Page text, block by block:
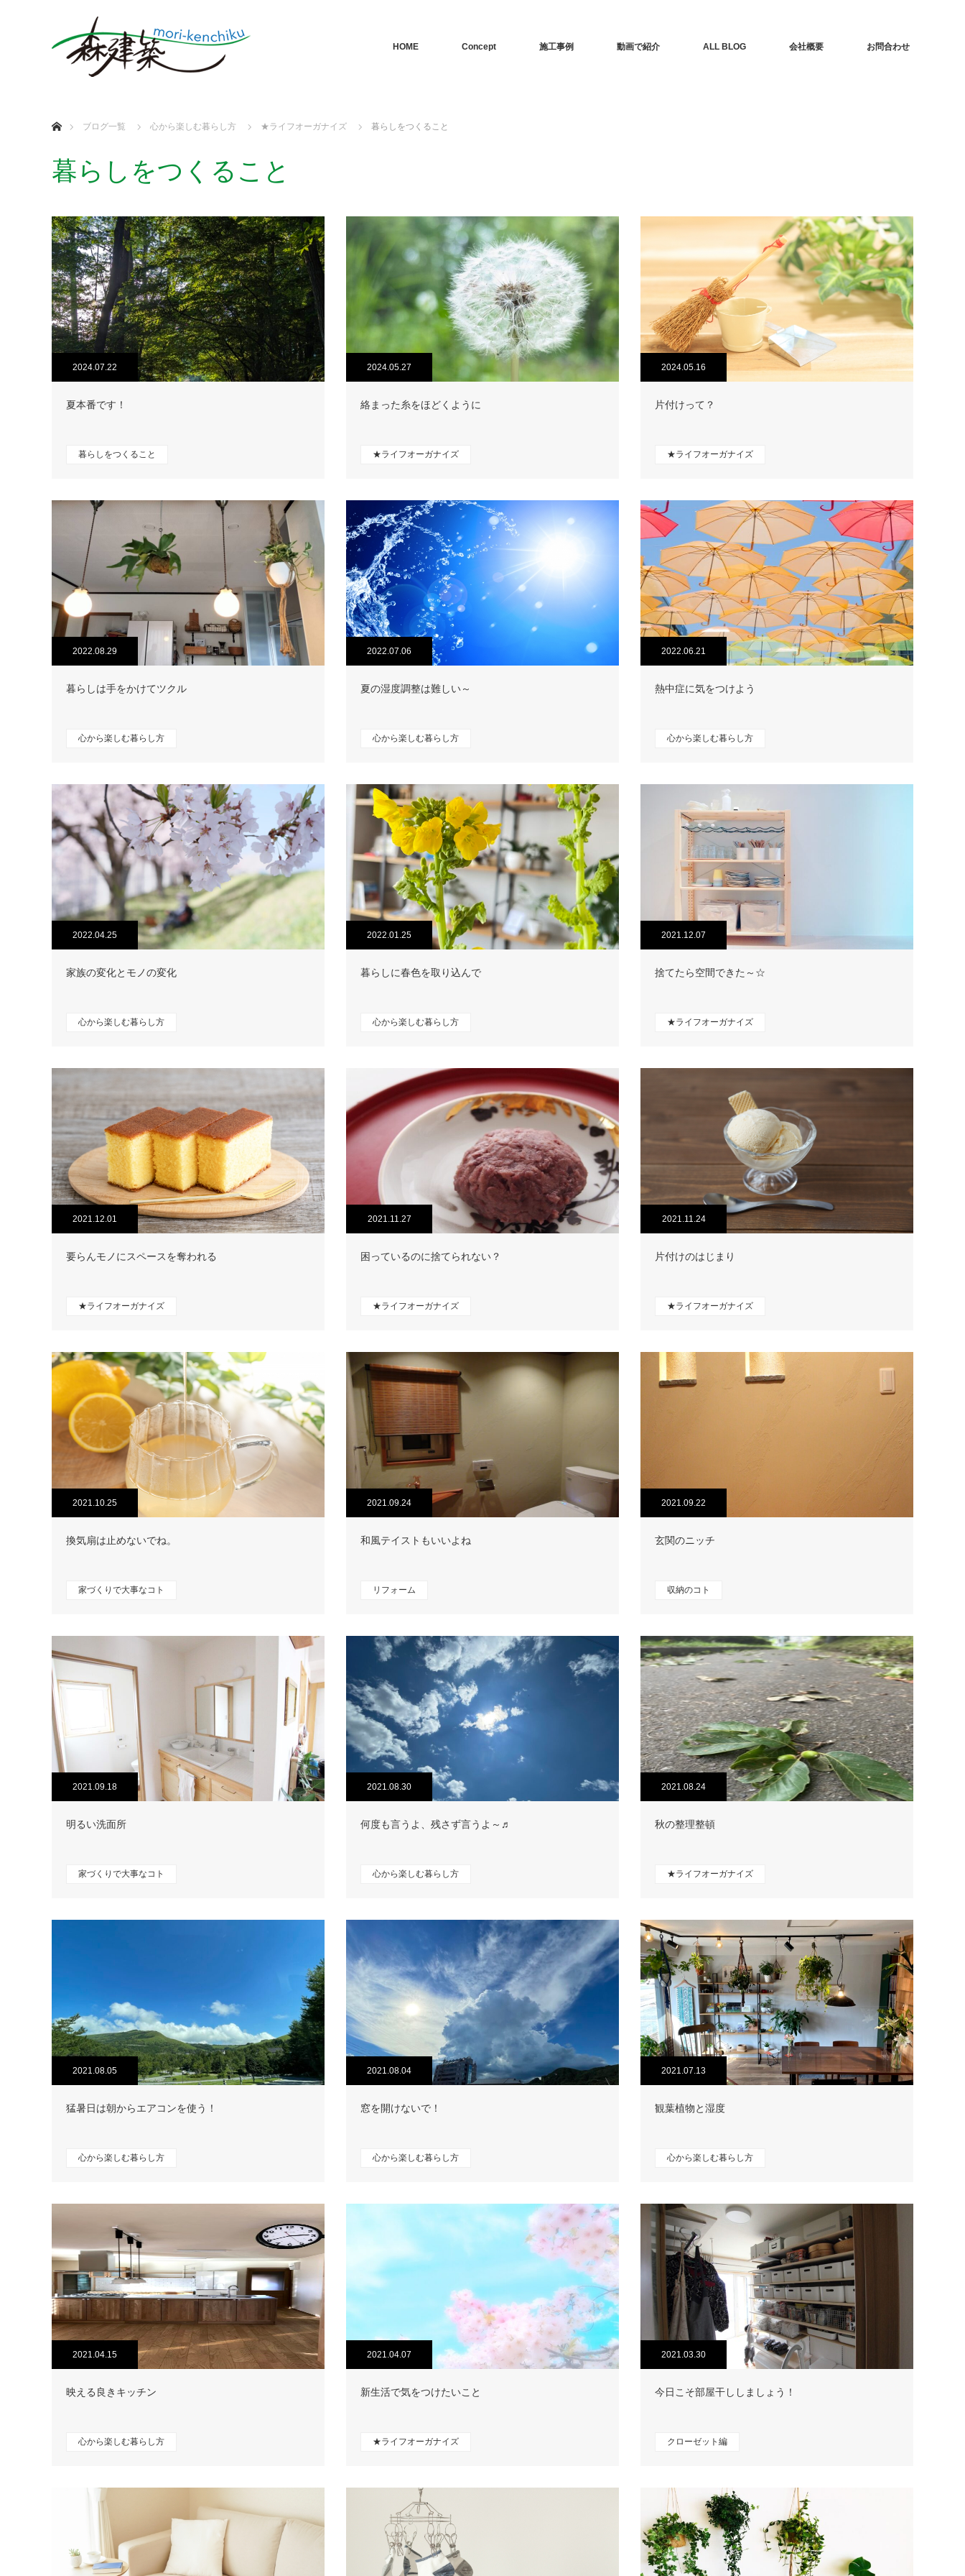
HOME Concept 施工事例 動画で紹介 ALL BLOG 会社概要 お問合わせ
ブログ一覧
心から楽しむ暮らし方 ★ライフオーガナイズ 暮らしをつくること
暮らしをつくること
2024.07.22
夏本番です！
暮らしをつくること
2024.05.27
絡まった糸をほどくように
★ライフオーガナイズ
2024.05.16
片付けって？
★ライフオーガナイズ
2022.08.29
暮らしは手をかけてツクル
心から楽しむ暮らし方
2022.07.06
夏の湿度調整は難しい～
心から楽しむ暮らし方
2022.06.21
熱中症に気をつけよう
心から楽しむ暮らし方
2022.04.25
家族の変化とモノの変化
心から楽しむ暮らし方
2022.01.25
暮らしに春色を取り込んで
心から楽しむ暮らし方
2021.12.07
捨てたら空間できた～☆
★ライフオーガナイズ
2021.12.01
要らんモノにスペースを奪われる
★ライフオーガナイズ
2021.11.27
困っているのに捨てられない？
★ライフオーガナイズ
2021.11.24
片付けのはじまり
★ライフオーガナイズ
2021.10.25
換気扇は止めないでね。
家づくりで大事なコト
2021.09.24
和風テイストもいいよね
リフォーム
2021.09.22
玄関のニッチ
収納のコト
2021.09.18
明るい洗面所
家づくりで大事なコト
2021.08.30
何度も言うよ、残さず言うよ～♬
心から楽しむ暮らし方
2021.08.24
秋の整理整頓
★ライフオーガナイズ
2021.08.05
猛暑日は朝からエアコンを使う！
心から楽しむ暮らし方
2021.08.04
窓を開けないで！
心から楽しむ暮らし方
2021.07.13
観葉植物と湿度
心から楽しむ暮らし方
2021.04.15
映える良きキッチン
心から楽しむ暮らし方
2021.04.07
新生活で気をつけたいこと
★ライフオーガナイズ
2021.03.30
今日こそ部屋干ししましょう！
クローゼット編